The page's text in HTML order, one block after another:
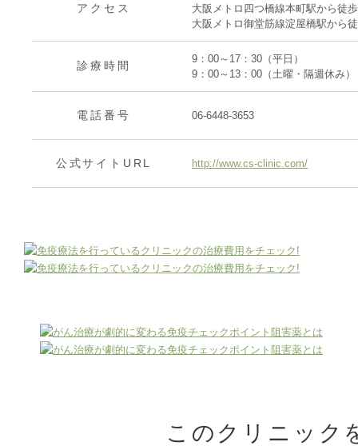
アクセス
大阪メトロ四つ橋線本町駅から徒
大阪メトロ御堂筋線淀屋橋駅から
診療時間
9：00～17：30（平日）
9：00～13：00（土曜・隔週休み）
電話番号 06-6448-3653
公式サイトURL http://www.cs-clinic.com/
このクリニック